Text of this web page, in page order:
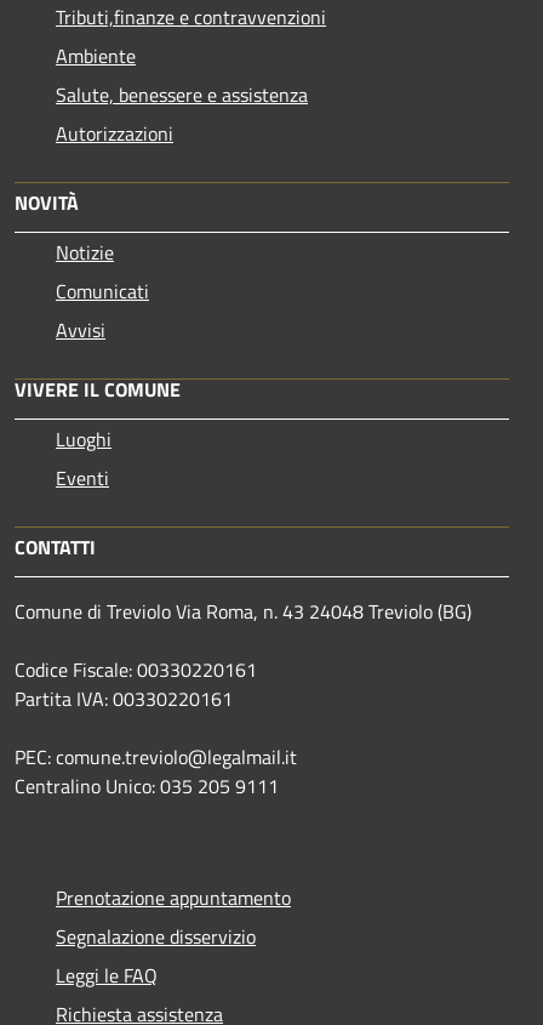
Tributi,finanze e contravvenzioni
Ambiente
Salute, benessere e assistenza
Autorizzazioni
NOVITÀ
Notizie
Comunicati
Avvisi
VIVERE IL COMUNE
Luoghi
Eventi
CONTATTI
Comune di Treviolo Via Roma, n. 43 24048 Treviolo (BG)
Codice Fiscale: 00330220161
Partita IVA: 00330220161
PEC: comune.treviolo@legalmail.it
Centralino Unico:035 205 9111
Prenotazione appuntamento
Segnalazione disservizio
Leggi le FAQ
Richiesta assistenza